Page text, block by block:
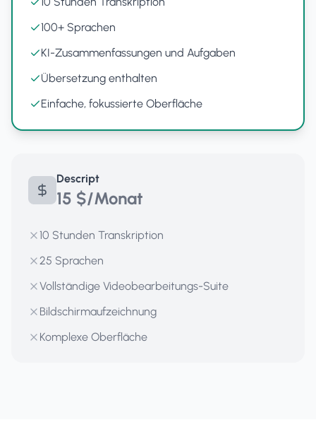
100+ Sprachen
KI-Zusammenfassungen und Aufgaben
Übersetzung enthalten
Einfache, fokussierte Oberfläche
Descript
15 $/Monat
10 Stunden Transkription
25 Sprachen
Vollständige Videobearbeitungs-Suite
Bildschirmaufzeichnung
Komplexe Oberfläche